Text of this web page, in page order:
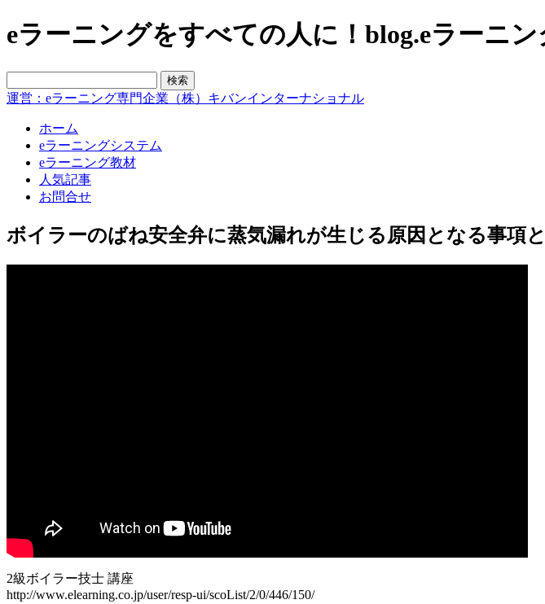
eラーニングをすべての人に！blog.eラーニン
運営：eラーニング専門企業（株）キバンインターナショナル
ホーム
eラーニングシステム
eラーニング教材
人気記事
お問合せ
ボイラーのばね安全弁に蒸気漏れが生じる原因となる事項
2級ボイラー技士 講座
http://www.elearning.co.jp/user/resp-ui/scoList/2/0/446/150/